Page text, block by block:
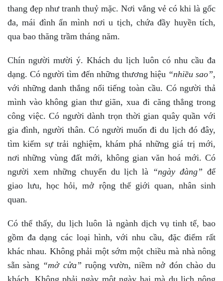
thang đẹp như tranh thuỷ mặc. Nơi vắng vẻ có khi là gốc
đa, mái đình ẩn mình nơi u tịch, chứa đầy huyền tích,
qua bao thăng trầm tháng năm.
Chín người mười ý. Khách du lịch luôn có nhu cầu đa
dạng. Có người tìm đến những thương hiệu “nhiều sao”,
với những danh thắng nổi tiếng toàn cầu. Có người thả
mình vào không gian thư giãn, xua đi căng thẳng trong
công việc. Có người dành trọn thời gian quây quần với
gia đình, người thân. Có người muốn đi du lịch đó đây,
tìm kiếm sự trải nghiệm, khám phá những giá trị mới,
nơi những vùng đất mới, không gian văn hoá mới. Có
người xem những chuyến du lịch là “ngày đàng” để
giao lưu, học hỏi, mở rộng thế giới quan, nhân sinh
quan.
Có thể thấy, du lịch luôn là ngành dịch vụ tinh tế, bao
gồm đa dạng các loại hình, với nhu cầu, đặc điểm rất
khác nhau. Không phải một sớm một chiều mà nhà nông
sẵn sàng “mở cửa” ruộng vườn, niềm nở đón chào du
khách. Không phải ngày một ngày hai mà du lịch nông